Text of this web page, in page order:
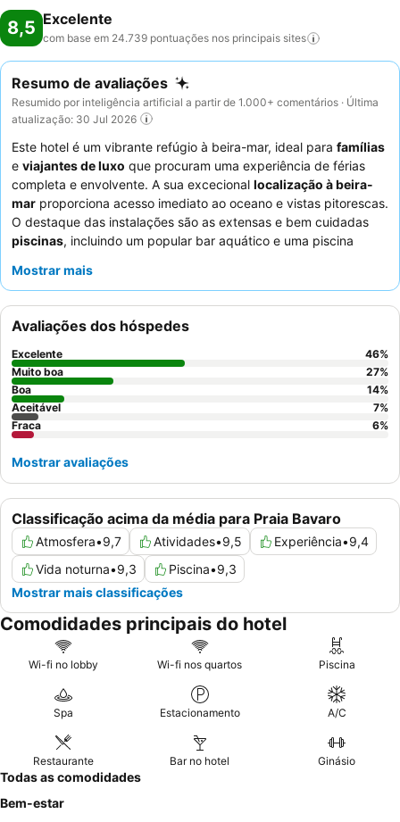
8,5 Excelente
com base em 24.739 pontuações nos principais sites
Resumo de avaliações
Resumido por inteligência artificial a partir de 1.000+ comentários · Última
atualização: 30 Jul 2026
Este hotel é um vibrante refúgio à beira-mar, ideal para famílias
e viajantes de luxo que procuram uma experiência de férias
completa e envolvente. A sua excecional localização à beira-
mar proporciona acesso imediato ao oceano e vistas pitorescas.
O destaque das instalações são as extensas e bem cuidadas
piscinas, incluindo um popular bar aquático e uma piscina
consistentemente o
carnes acabadas de cozinhar. Para uma estadia melhorada,
considere reservar um quarto com
jacuzzi interior para uma experiência verdadeiramente luxuosa.
Mostrar mais
Classificação acima da média para Praia Bavaro
Atmosfera•9,7 Atividades•9,5 Experiência•9,4
Vida noturna•9,3 Piscina•9,3
Mostrar mais classificações
Avaliações dos hóspedes
Excelente 46%
Muito boa
27%
Boa
14%
Aceitável
7%
Fraca
6%
Mostrar avaliações
Comodidades principais do hotel
Wi-fi no lobby Wi-fi nos quartos Piscina
Spa Estacionamento A/C
Restaurante Bar no hotel Ginásio
Todas as comodidades
Bem-estar